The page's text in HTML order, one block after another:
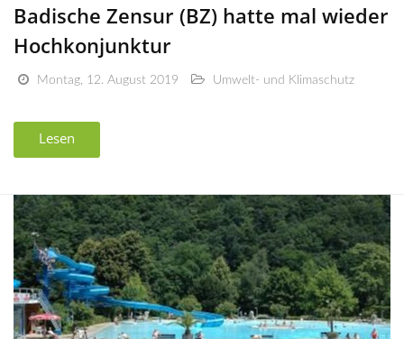
Badische Zensur (BZ) hatte mal wieder
Hochkonjunktur
Montag, 12. August 2019 Umwelt- und Klimaschutz
Lesen